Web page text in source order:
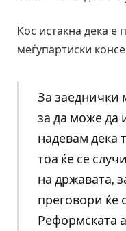
Кос истакна дека е
меѓупартиски
За заеднички
за да може да
надевам дека
тоа ќе се
на државата,
преговори ќе
Реформската